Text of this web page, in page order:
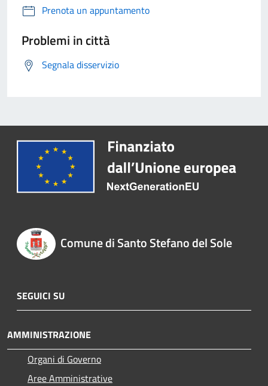
Prenota un appuntamento
Problemi in città
Segnala disservizio
Comune di Santo Stefano del Sole
SEGUICI SU
AMMINISTRAZIONE
Organi di Governo
Aree Amministrative